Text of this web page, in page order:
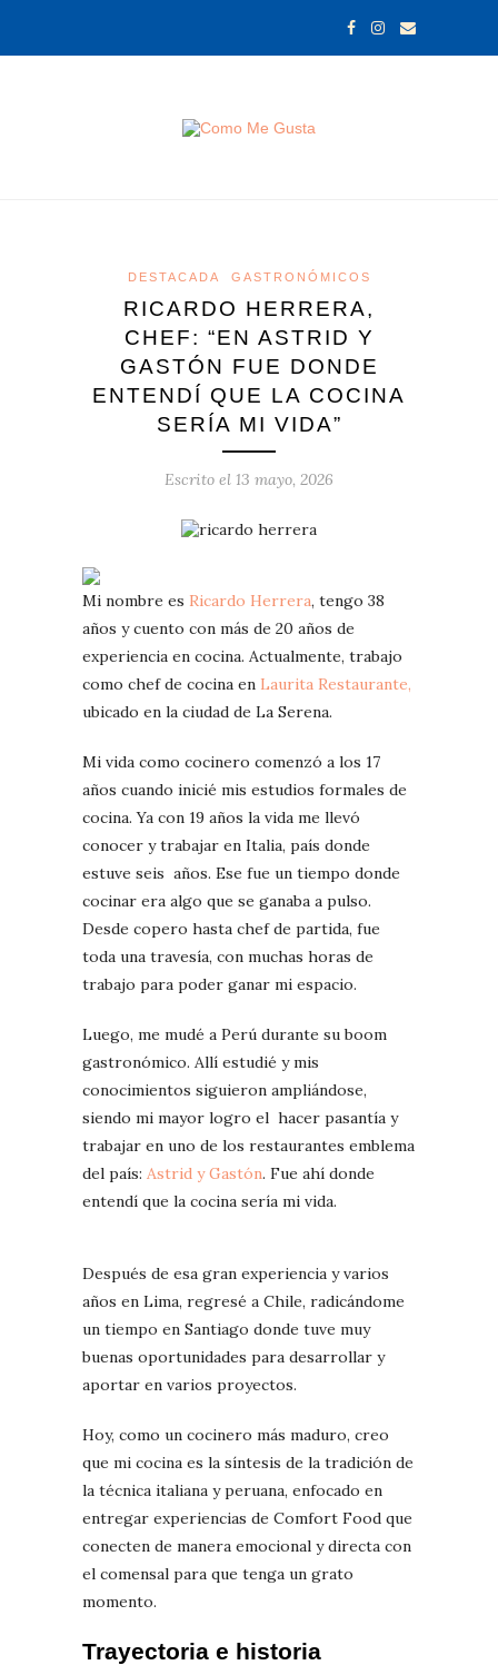
DESTACADA GASTRONÓMICOS
RICARDO HERRERA,
CHEF: “EN ASTRID Y
GASTÓN FUE DONDE
ENTENDÍ QUE LA COCINA
SERÍA MI VIDA”
Escrito el 13 mayo, 2026
Mi nombre es Ricardo Herrera, tengo 38
años y cuento con más de 20 años de
experiencia en cocina. Actualmente, trabajo
como chef de cocina en Laurita Restaurante,
ubicado en la ciudad de La Serena.
Mi vida como cocinero comenzó a los 17
años cuando inicié mis estudios formales de
cocina. Ya con 19 años la vida me llevó
conocer y trabajar en Italia, país donde
estuve seis años. Ese fue un tiempo donde
cocinar era algo que se ganaba a pulso.
Desde copero hasta chef de partida, fue
toda una travesía, con muchas horas de
trabajo para poder ganar mi espacio.
Luego, me mudé a Perú durante su boom
gastronómico. Allí estudié y mis
conocimientos siguieron ampliándose,
siendo mi mayor logro el hacer pasantía y
trabajar en uno de los restaurantes emblema
del país: Astrid y Gastón. Fue ahí donde
entendí que la cocina sería mi vida.
Después de esa gran experiencia y varios
años en Lima, regresé a Chile, radicándome
un tiempo en Santiago donde tuve muy
buenas oportunidades para desarrollar y
aportar en varios proyectos.
Hoy, como un cocinero más maduro, creo
que mi cocina es la síntesis de la tradición de
la técnica italiana y peruana, enfocado en
entregar experiencias de Comfort Food que
conecten de manera emocional y directa con
el comensal para que tenga un grato
momento.
Trayectoria e historia